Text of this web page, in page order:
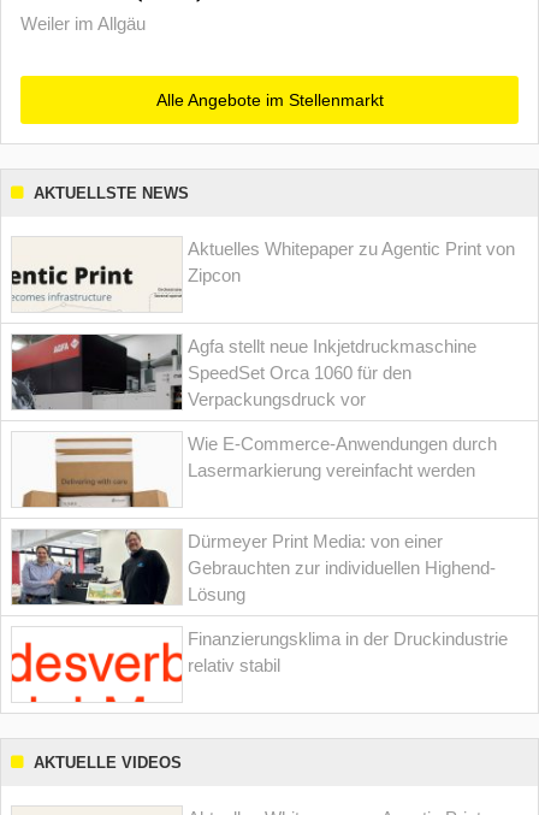
Weiler im Allgäu
Alle Angebote im Stellenmarkt
AKTUELLSTE NEWS
Aktuelles Whitepaper zu Agentic Print von
Zipcon
Agfa stellt neue Inkjetdruckmaschine
SpeedSet Orca 1060 für den
Verpackungsdruck vor
Wie E-Commerce-Anwendungen durch
Lasermarkierung vereinfacht werden
Dürmeyer Print Media: von einer
Gebrauchten zur individuellen Highend-
Lösung
Finanzierungsklima in der Druckindustrie
relativ stabil
AKTUELLE VIDEOS